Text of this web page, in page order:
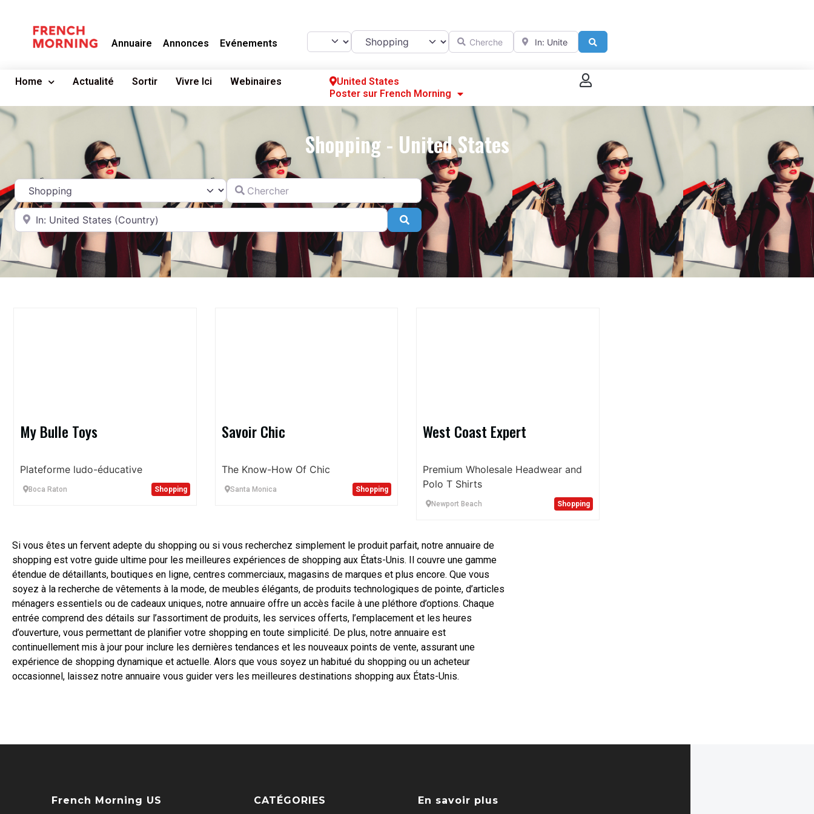
Annuaire Annonces Evénements
Select search type
Catégorie Chercher A proximité de
Home Actualité Sortir Vivre Ici Webinaires
United States
Poster sur French Morning
Se connecter
Poster sur French Morning
Shopping - United States
Catégorie Chercher
A proximité de
Search
My Bulle Toys
Plateforme ludo-éducative
Boca Raton Shopping
Savoir Chic
The Know-How Of Chic
Santa Monica Shopping
West Coast Expert
Premium Wholesale Headwear and
Polo T Shirts
Newport Beach Shopping
Si vous êtes un fervent adepte du shopping ou si vous recherchez simplement le produit parfait, notre annuaire de
shopping est votre guide ultime pour les meilleures expériences de shopping aux États-Unis. Il couvre une gamme
étendue de détaillants, boutiques en ligne, centres commerciaux, magasins de marques et plus encore. Que vous
soyez à la recherche de vêtements à la mode, de meubles élégants, de produits technologiques de pointe, d’articles
ménagers essentiels ou de cadeaux uniques, notre annuaire offre un accès facile à une pléthore d’options. Chaque
entrée comprend des détails sur l’assortiment de produits, les services offerts, l’emplacement et les heures
d’ouverture, vous permettant de planifier votre shopping en toute simplicité. De plus, notre annuaire est
continuellement mis à jour pour inclure les dernières tendances et les nouveaux points de vente, assurant une
expérience de shopping dynamique et actuelle. Alors que vous soyez un habitué du shopping ou un acheteur
occasionnel, laissez notre annuaire vous guider vers les meilleures destinations shopping aux États-Unis.
French Morning US CATÉGORIES En savoir plus